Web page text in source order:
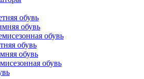
обувь
обувь
обувь
обувь
обувь
обувь